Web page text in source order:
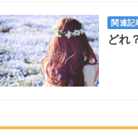
関連記
どれ